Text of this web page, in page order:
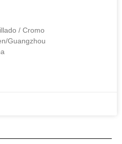
/ Cromo
Guangzhou